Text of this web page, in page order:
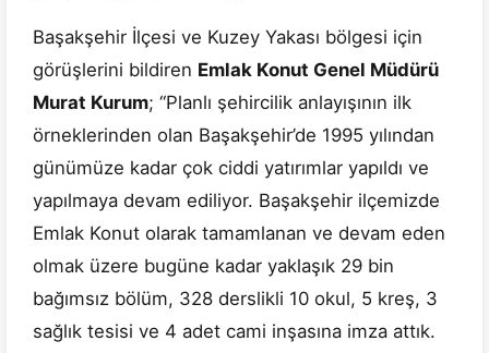
Başakşehir İlçesi ve Kuzey Yakası bölgesi için
görüşlerini bildiren Emlak Konut Genel Müdürü
Murat Kurum; “Planlı şehircilik anlayışının ilk
örneklerinden olan Başakşehir’de 1995 yılından
günümüze kadar çok ciddi yatırımlar yapıldı ve
yapılmaya devam ediliyor. Başakşehir ilçemizde
Emlak Konut olarak tamamlanan ve devam eden
olmak üzere bugüne kadar yaklaşık 29 bin
bağımsız bölüm, 328 derslikli 10 okul, 5 kreş, 3
sağlık tesisi ve 4 adet cami inşasına imza attık.